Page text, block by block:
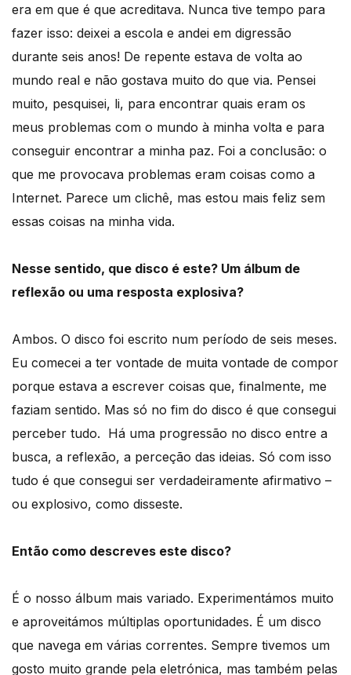
era em que é que acreditava. Nunca tive tempo para
fazer isso: deixei a escola e andei em digressão
durante seis anos! De repente estava de volta ao
mundo real e não gostava muito do que via. Pensei
muito, pesquisei, li, para encontrar quais eram os
meus problemas com o mundo à minha volta e para
conseguir encontrar a minha paz. Foi a conclusão: o
que me provocava problemas eram coisas como a
Internet. Parece um clichê, mas estou mais feliz sem
essas coisas na minha vida.
Nesse sentido, que disco é este? Um álbum de
reflexão ou uma resposta explosiva?
Ambos. O disco foi escrito num período de seis meses.
Eu comecei a ter vontade de muita vontade de compor
porque estava a escrever coisas que, finalmente, me
faziam sentido. Mas só no fim do disco é que consegui
perceber tudo. Há uma progressão no disco entre a
busca, a reflexão, a perceção das ideias. Só com isso
tudo é que consegui ser verdadeiramente afirmativo –
ou explosivo, como disseste.
Então como descreves este disco?
É o nosso álbum mais variado. Experimentámos muito
e aproveitámos múltiplas oportunidades. É um disco
que navega em várias correntes. Sempre tivemos um
gosto muito grande pela eletrónica, mas também pelas